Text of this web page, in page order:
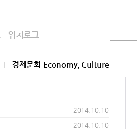
위치로그
경제문화 Economy, Culture
2014.10.10
2014.10.10